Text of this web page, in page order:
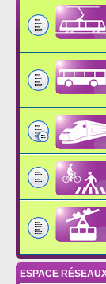
ESPACE